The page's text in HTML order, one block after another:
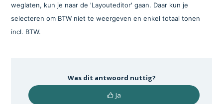
weglaten, kun je naar de 'Layouteditor' gaan. Daar kun je
selecteren om BTW niet te weergeven en enkel totaal tonen
incl. BTW.
Was dit antwoord nuttig?
Ja